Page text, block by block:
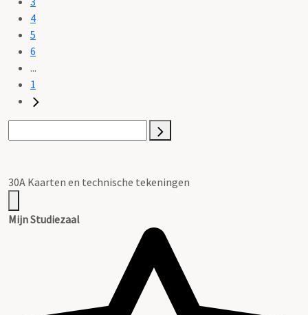
4
5
6
...
1
30A Kaarten en technische tekeningen
Mijn Studiezaal